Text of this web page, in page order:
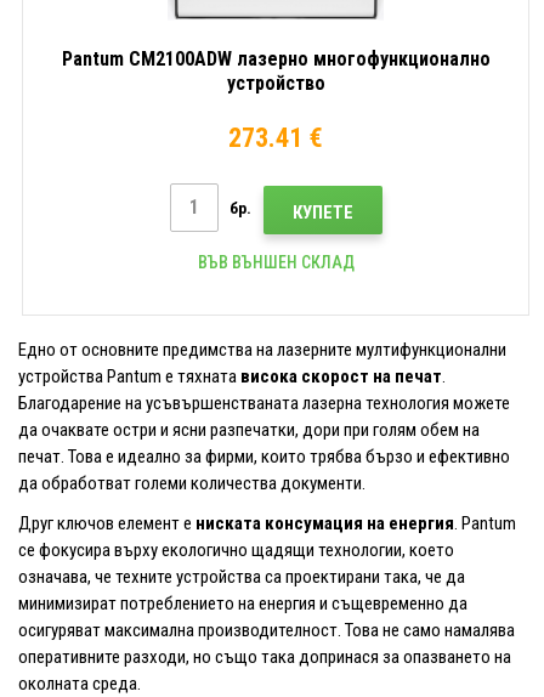
Pantum CM2100ADW лазерно многофункционално
устройство
273.41 €
бр. КУПЕТЕ
ВЪВ ВЪНШЕН СКЛАД
Едно от основните предимства на лазерните мултифункционални
устройства Pantum е тяхната висока скорост на печат.
Благодарение на усъвършенстваната лазерна технология можете
да очаквате остри и ясни разпечатки, дори при голям обем на
печат. Това е идеално за фирми, които трябва бързо и ефективно
да обработват големи количества документи.
Друг ключов елемент е ниската консумация на енергия. Pantum
се фокусира върху екологично щадящи технологии, което
означава, че техните устройства са проектирани така, че да
минимизират потреблението на енергия и същевременно да
осигуряват максимална производителност. Това не само намалява
оперативните разходи, но също така допринася за опазването на
околната среда.